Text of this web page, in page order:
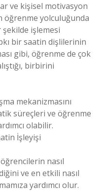
ve kişisel motivasyon
yolculuğunda
işlemesi
bir saatin dişlilerinin
gibi, öğrenme de çok
birbirini
mekanizmasını
süreçleri ve öğrenme
olabilir.
İşleyişi
nasıl
ve en etkili nasıl
yardımcı olur.